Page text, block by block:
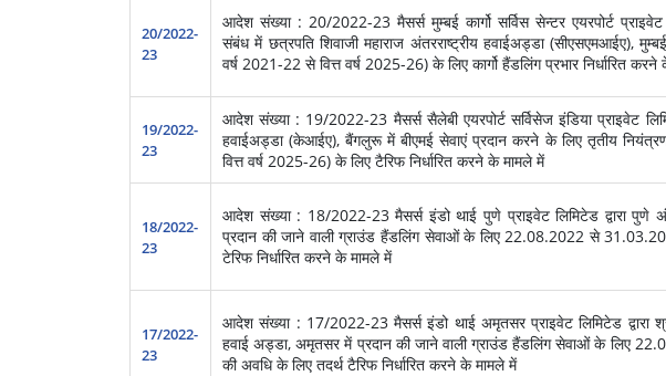
20/2022-
23
आदेश संख्या : 20/2022-23 मैसर्स मुम्बई कार्गो सर्विस सेन्टर एयरपोर्ट
संबंध में छत्रपति शिवाजी महाराज अंतरराष्ट्रीय हवाईअड्डा (सीएसएमआईए),
वर्ष 2021-22 से वित्त वर्ष 2025-26) के लिए कार्गो हैंडलिंग प्रभार निर्धारित
19/2022-
23
आदेश संख्या : 19/2022-23 मैसर्स सैलेबी एयरपोर्ट सर्विसेज इंडिया प्राइवेट
हवाईअड्डा (केआईए), बैंगलुरू में बीएमई सेवाएं प्रदान करने के लिए तृतीय
वित्त वर्ष 2025-26) के लिए टैरिफ निर्धारित करने के मामले में
18/2022-
23
आदेश संख्या : 18/2022-23 मैसर्स इंडो थाई पुणे प्राइवेट लिमिटेड द्वारा पुणे
प्रदान की जाने वाली ग्राउंड हैंडलिंग सेवाओं के लिए 22.08.2022 से
टेरिफ निर्धारित करने के मामले में
17/2022-
23
आदेश संख्या : 17/2022-23 मैसर्स इंडो थाई अमृतसर प्राइवेट लिमिटेड द्वारा
हवाई अड्डा, अमृतसर में प्रदान की जाने वाली ग्राउंड हैंडलिंग सेवाओं के लिए
की अवधि के लिए तदर्थ टैरिफ निर्धारित करने के मामले में